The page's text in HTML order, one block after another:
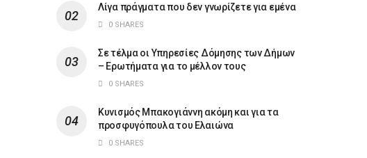
Λίγα πράγματα που δεν γνωρίζετε για εμένα
0 SHARES
Σε τέλμα οι Υπηρεσίες Δόμησης των Δήμων
– Ερωτήματα για το μέλλον τους
0 SHARES
Κυνισμός Μπακογιάννη ακόμη και για τα
προσφυγόπουλα του Ελαιώνα
0 SHARES